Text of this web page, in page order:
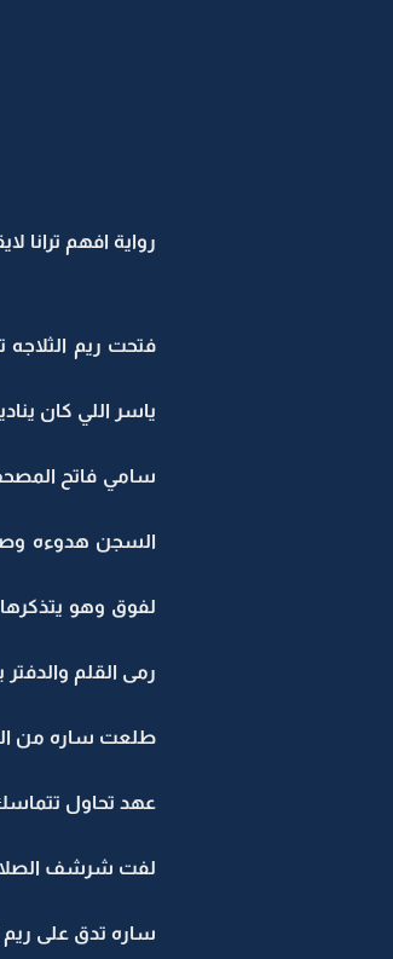
رواية افهم ترانا
فتحت ريم
ياسر اللي كان
سامي فاتح
السجن هدوءه
لفوق وهو
رمى القلم
طلعت ساره من
عهد تحاول
لفت شرشف الصلاه
ساره تدق على